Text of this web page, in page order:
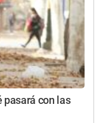
pasará con las